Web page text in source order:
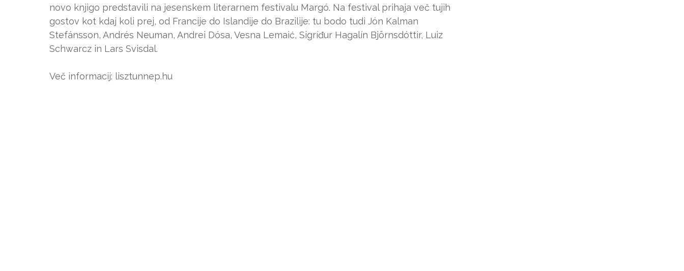
novo knjigo predstavili na jesenskem literarnem festivalu Margó. Na festival prihaja več tujih
gostov kot kdaj koli prej, od Francije do Islandije do Brazilije: tu bodo tudi Jón Kalman
Stefánsson, Andrés Neuman, Andrei Dósa, Vesna Lemaić, Sigríđur Hagalín Björnsdóttir, Luiz
Schwarcz in Lars Svisdal.
Več informacij: lisztunnep.hu